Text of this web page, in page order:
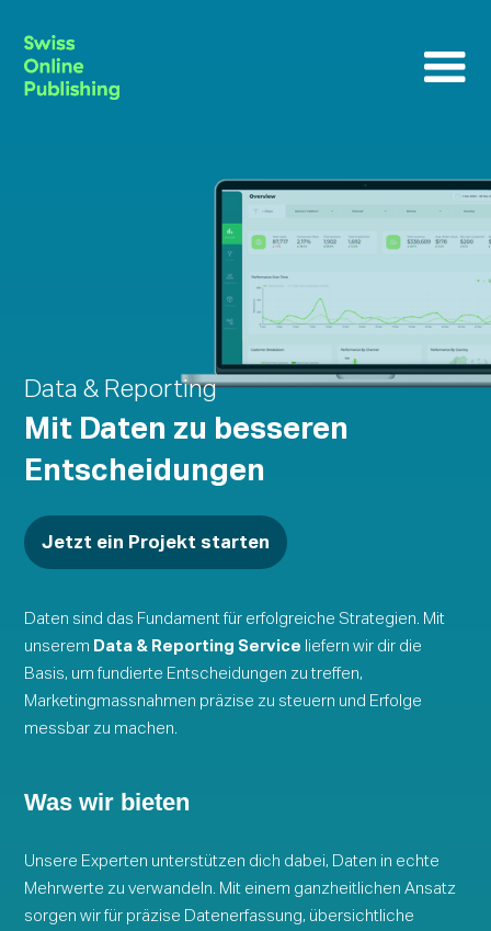
Data & Reporting
Mit Daten zu besseren
Entscheidungen
Jetzt ein Projekt starten
Daten sind das Fundament für erfolgreiche Strategien. Mit
unserem Data & Reporting Service liefern wir dir die
Basis, um fundierte Entscheidungen zu treffen,
Marketingmassnahmen präzise zu steuern und Erfolge
messbar zu machen.
Was wir bieten
Unsere Experten unterstützen dich dabei, Daten in echte
Mehrwerte zu verwandeln. Mit einem ganzheitlichen Ansatz
sorgen wir für präzise Datenerfassung, übersichtliche